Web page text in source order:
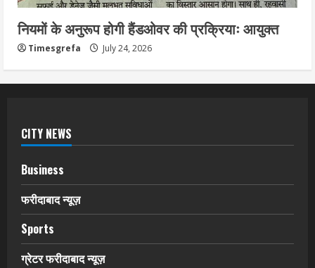
नियमों के अनुरूप होगी हैंडओवर की प्रक्रियाः आयुक्त
Timesgrefa July 24, 2026
CITY NEWS
Business
फरीदाबाद न्यूज़
Sports
ग्रेटर फरीदाबाद न्यूज़